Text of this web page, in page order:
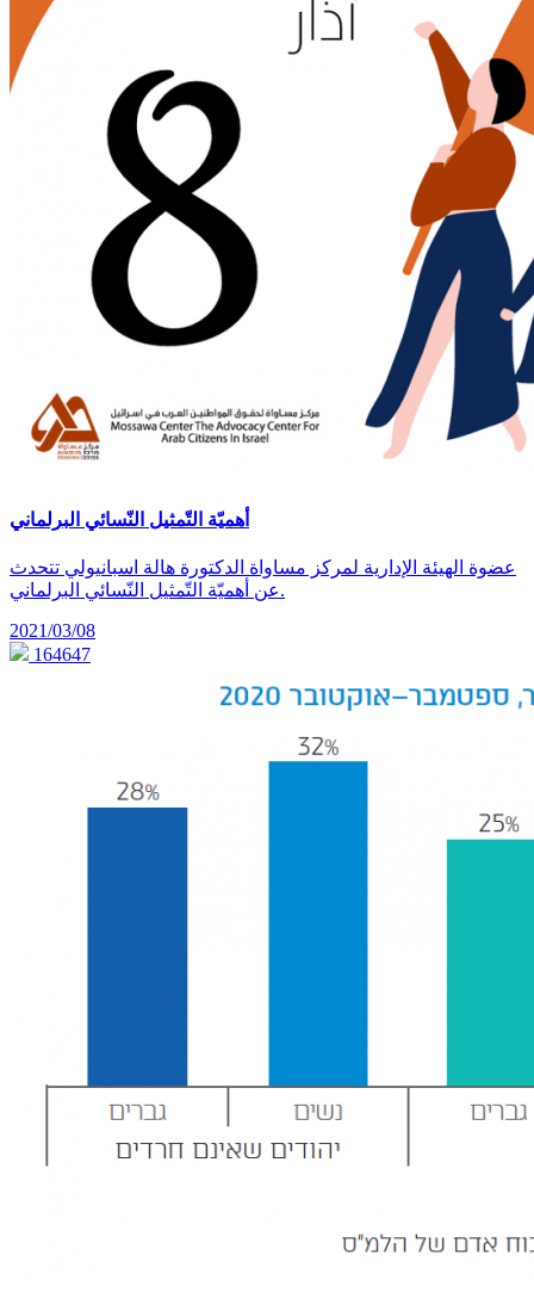
أهميّة التّمثيل النّسائي البرلماني
عضوة الهيئة الإدارية لمركز مساواة الدكتورة هالة اسبانيولي تتحدث
عن أهميّة التّمثيل النّسائي البرلماني.
2021/03/08
164647